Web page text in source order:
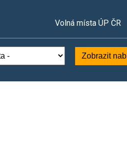
Volná místa ÚP ČR
Zobrazit